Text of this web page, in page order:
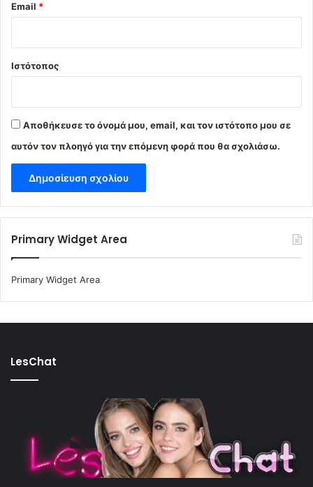
Email *
Ιστότοπος
Αποθήκευσε το όνομά μου, email, και τον ιστότοπο μου σε
αυτόν τον πλοηγό για την επόμενη φορά που θα σχολιάσω.
Primary Widget Area
Primary Widget Area
LesChat